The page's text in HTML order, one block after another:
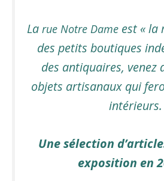
La rue Notre Dame est « la
des petits boutiques
des antiquaires, venez
objets artisanaux qui
intérieurs.
Une sélection
exposition en